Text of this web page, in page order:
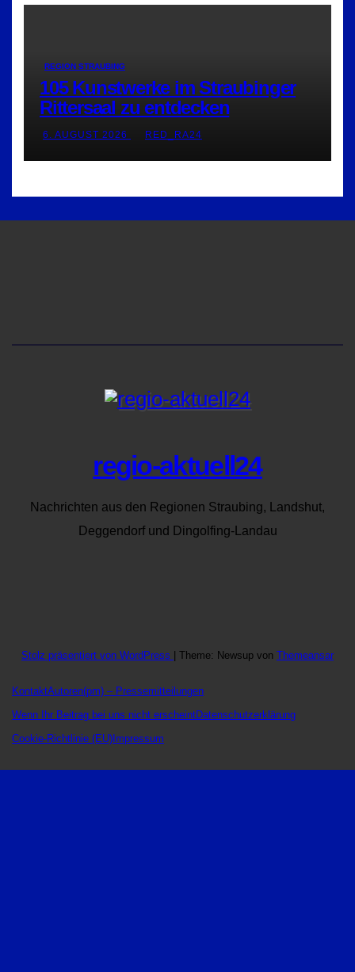
REGION STRAUBING
105 Kunstwerke im Straubinger
Rittersaal zu entdecken
6. AUGUST 2026 RED_RA24
regio-aktuell24
Nachrichten aus den Regionen Straubing, Landshut,
Deggendorf und Dingolfing-Landau
Stolz präsentiert von WordPress Theme: Newsup von Themeansar
KontaktAutoren(pm) – Pressemitteilungen
Wenn Ihr Beitrag bei uns nicht erscheintDatenschutzerklärung
Cookie-Richtlinie (EU) Impressum